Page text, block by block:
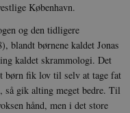
København.
og den tidligere
blandt børnene kaldet Jonas
kaldet skrammologi. Det
børn fik lov til selv at tage fat
så gik alting meget bedre. Til
hånd, men i det store